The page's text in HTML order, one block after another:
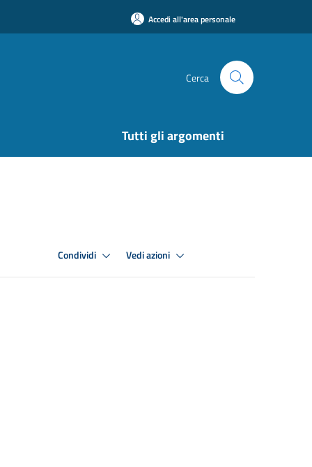
Accedi all'area personale
Cerca
Tutti gli argomenti
Condividi Vedi azioni